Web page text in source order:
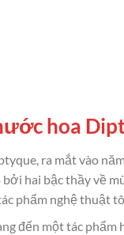
hoa
ra mắt vào
hai bậc thầy về
phẩm nghệ thuật
đến một tác